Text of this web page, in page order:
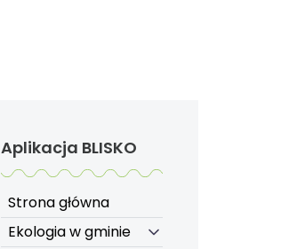
Aplikacja BLISKO
Strona główna
Ekologia w gminie